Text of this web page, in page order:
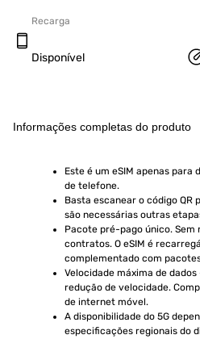
Recarga
Disponível
Informações completas do produto
Este é um eSIM apenas para
de telefone.
Basta escanear o código QR
são necessárias outras
Pacote pré-pago único.
contratos. O eSIM é
complementado com
Velocidade máxima de
redução de velocidade.
de internet móvel.
A disponibilidade do 5G
especificações regionais do